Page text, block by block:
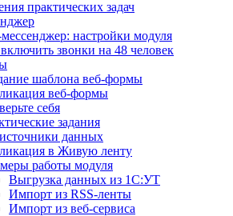
практических задач
настройки модуля
звонки на 48 человек
шаблона веб-формы
веб-формы
себя
задания
данных
в Живую ленту
работы модуля
Выгрузка данных из 1С:УТ
Импорт из RSS-ленты
Импорт из веб-сервиса